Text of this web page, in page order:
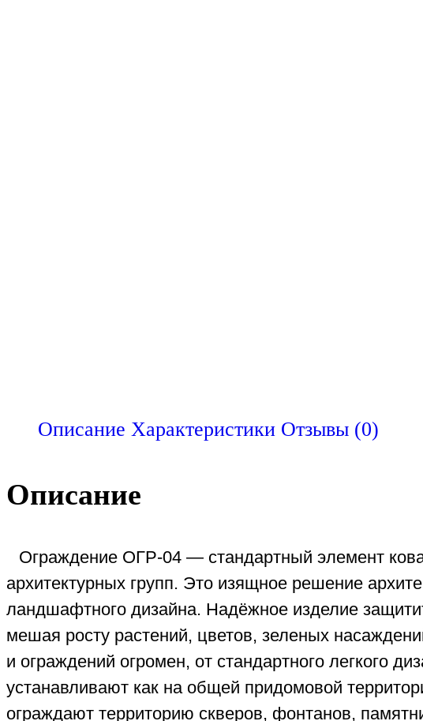
Описание Характеристики Отзывы (0)
Описание
Ограждение ОГР-04 — стандартный элемент
архитектурных групп. Это изящное решение
ландшафтного дизайна. Надёжное изделие
мешая росту растений, цветов, зеленых
и ограждений огромен, от стандартного легкого
устанавливают как на общей придомовой
ограждают территорию скверов, фонтанов,